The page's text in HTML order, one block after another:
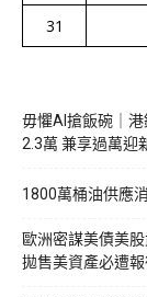
31
毋懼AI搶飯碗｜
2.3萬 兼享過萬迎
1800萬桶油供應
歐洲密謀美債美
拋售美資產必遭